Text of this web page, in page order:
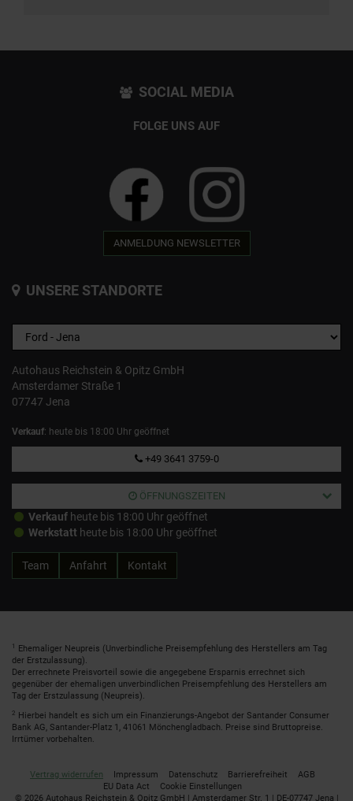
SOCIAL MEDIA
FOLGE UNS AUF
ANMELDUNG NEWSLETTER
UNSERE STANDORTE
Autohaus Reichstein & Opitz GmbH
Amsterdamer Straße 1
07747 Jena
Verkauf: heute bis 18:00 Uhr geöffnet
+49 3641 3759-0
ÖFFNUNGSZEITEN
Verkauf heute bis 18:00 Uhr geöffnet
Werkstatt heute bis 18:00 Uhr geöffnet
Team Anfahrt Kontakt
1
Ehemaliger Neupreis (Unverbindliche Preisempfehlung des Herstellers am Tag
der Erstzulassung).
Der errechnete Preisvorteil sowie die angegebene Ersparnis errechnet sich
gegenüber der ehemaligen unverbindlichen Preisempfehlung des Herstellers am
Tag der Erstzulassung (Neupreis).
2 Hierbei handelt es sich um ein Finanzierungs-Angebot der Santander Consumer
Bank AG, Santander-Platz 1, 41061 Mönchengladbach. Preise sind Bruttopreise.
Irrtümer vorbehalten.
Vertrag widerrufen Impressum Datenschutz Barrierefreiheit
AGB
EU Data Act
Cookie Einstellungen
© 2026 Autohaus Reichstein & Opitz GmbH | Amsterdamer Str. 1 | DE-07747 Jena |